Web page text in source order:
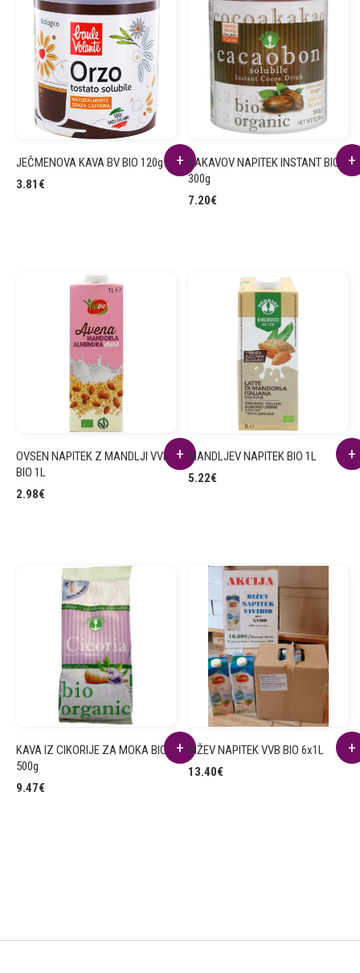
JEČMENOVA KAVA BV BIO 120g
3.81 €
KAKAVOV NAPITEK INSTANT BIO
300g
7.20€
OVSEN NAPITEK Z MANDLJI VVB
BIO 1L
2.98€
MANDLJEV NAPITEK BIO 1L
5.22€
KAVA IZ CIKORIJE ZA MOKA BIO
500g
9.47€
RIŽEV NAPITEK VVB BIO 6x1L
13.40€